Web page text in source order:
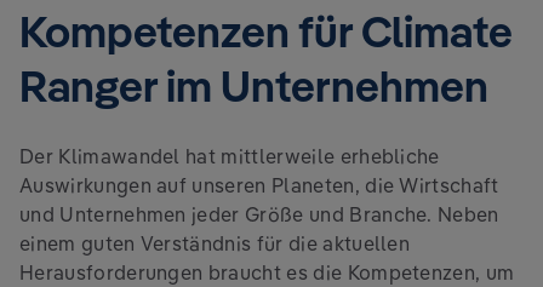
Kompetenzen für Climate
Ranger im Unternehmen
Der Klimawandel hat mittlerweile erhebliche
Auswirkungen auf unseren Planeten, die Wirtschaft
und Unternehmen jeder Größe und Branche. Neben
einem guten Verständnis für die aktuellen
Herausforderungen braucht es die Kompetenzen, um